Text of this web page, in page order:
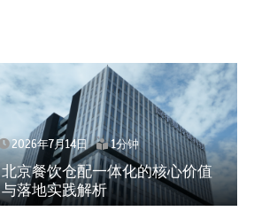
2026年7月14日 1分钟
北京餐饮仓配一体化的核心价值
与落地实践解析